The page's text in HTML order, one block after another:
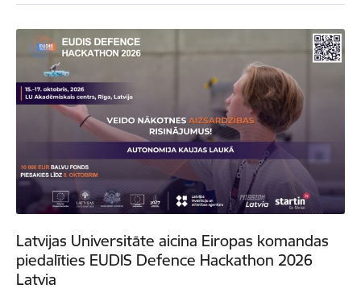
Latvijas Universitāte aicina Eiropas komandas
piedalīties EUDIS Defence Hackathon 2026
Latvia